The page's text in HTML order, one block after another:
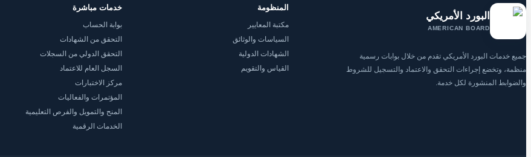
البورد الأمريكي
AMERICAN BOARD
جميع خدمات البورد الأمريكي تقدم من خلال بوابات رسمية
منظمة، وتخضع إجراءات التحقق والاعتماد والتسجيل للشروط
والضوابط المنشورة لكل خدمة.
المنظومة
مكتبة المعايير
السياسات والوثائق
الشهادات الدولية
القياس والتقويم
خدمات مباشرة
بوابة الحساب
التحقق من الشهادات
التحقق الدولي من السجلات
السجل العام للاعتماد
مركز الاختبارات
المؤتمرات والفعاليات
المنح والتمويل والفرص التعليمية
الخدمات الرقمية